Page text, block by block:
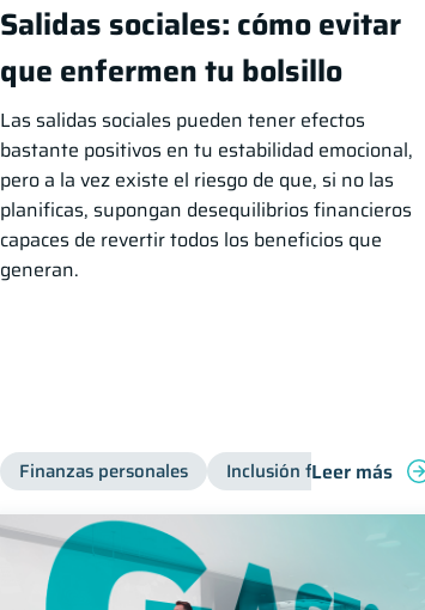
Salidas sociales: cómo evitar
que enfermen tu bolsillo
Las salidas sociales pueden tener efectos
bastante positivos en tu estabilidad emocional,
pero a la vez existe el riesgo de que, si no las
planificas, supongan desequilibrios financieros
capaces de revertir todos los beneficios que
generan.
Finanzas personales Inclusión financiera
Leer más